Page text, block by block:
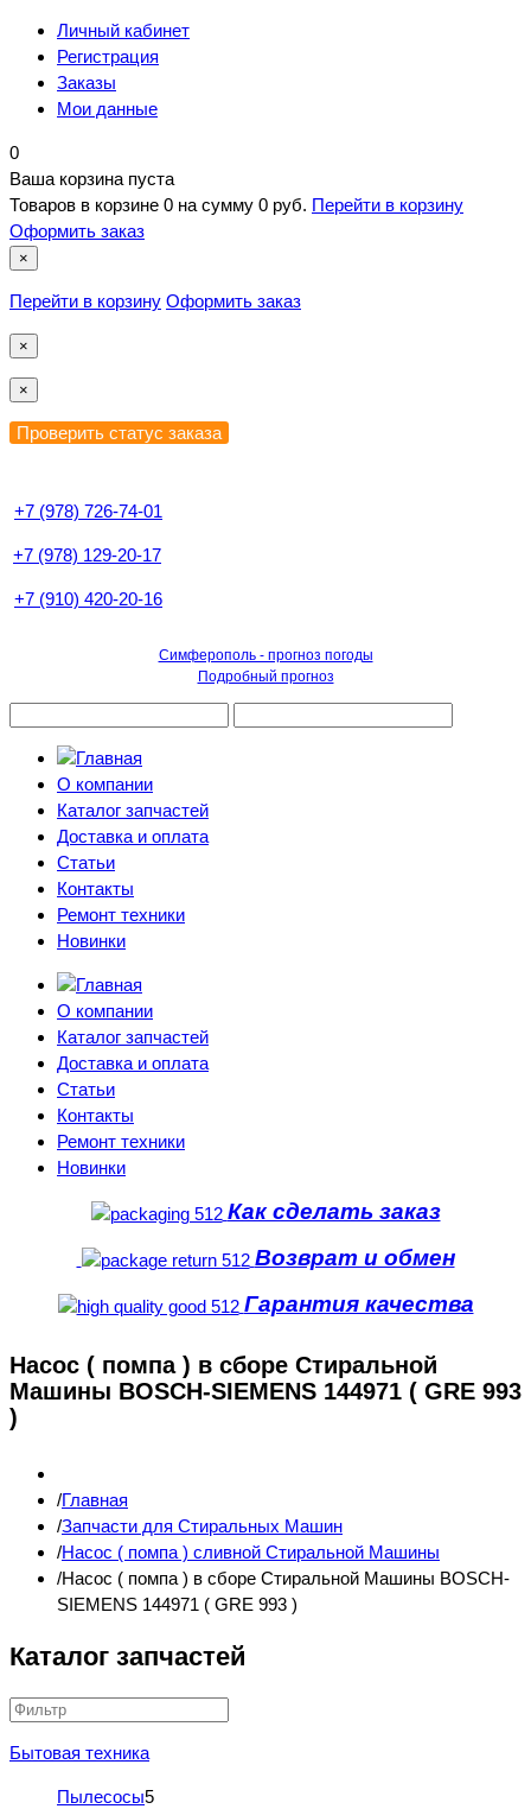
Личный кабинет
Регистрация
Заказы
Мои данные
0
Ваша корзина пуста
Товаров в корзине 0 на сумму 0 руб. Перейти в корзину
Оформить заказ
×
Перейти в корзину Оформить заказ
×
×
+7 (978) 726-74-01
+7 (978) 129-20-17
+7 (910) 420-20-16
Симферополь - прогноз погоды
Подробный прогноз
О компании
Каталог запчастей
Доставка и оплата
Статьи
Контакты
Ремонт техники
Новинки
О компании
Каталог запчастей
Доставка и оплата
Статьи
Контакты
Ремонт техники
Новинки
Как сделать заказ
Возврат и обмен
Гарантия качества
Насос ( помпа ) в сборе Стиральной
Машины BOSCH-SIEMENS 144971 ( GRE 993
)
Главная
Запчасти для Стиральных Машин
Насос ( помпа ) сливной Стиральной Машины
Насос ( помпа ) в сборе Стиральной Машины BOSCH-
SIEMENS 144971 ( GRE 993 )
Каталог запчастей
Бытовая техника
Пылесосы5